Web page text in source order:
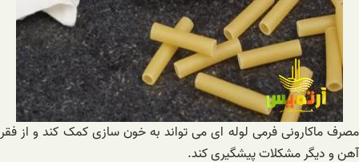
مصرف ماکارونی فرمی لوله ای می تواند به خون سازی کمک کند و از فقر
آهن و دیگر مشکلات پیشگیری کند.